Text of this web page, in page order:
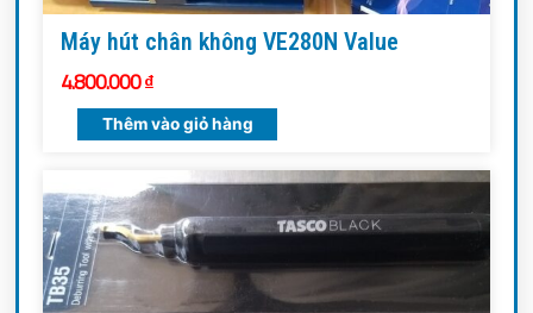
Máy hút chân không VE280N Value
4.800.000₫
Thêm vào giỏ hàng